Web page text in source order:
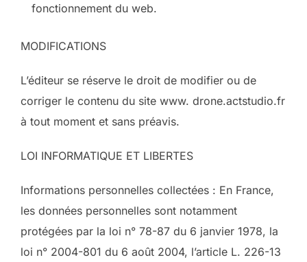
fonctionnement du web.
MODIFICATIONS
L’éditeur se réserve le droit de modifier ou de
corriger le contenu du site www. drone.actstudio.fr
à tout moment et sans préavis.
LOI INFORMATIQUE ET LIBERTES
Informations personnelles collectées : En France,
les données personnelles sont notamment
protégées par la loi n° 78-87 du 6 janvier 1978, la
loi n° 2004-801 du 6 août 2004, l’article L. 226-13